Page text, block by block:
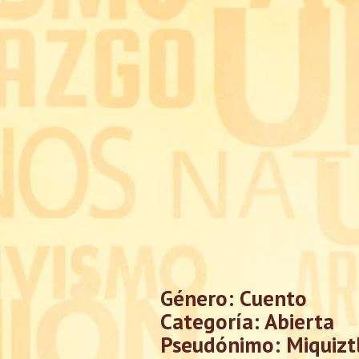
Género: Cuento
Categoría: Abierta
Pseudónimo: